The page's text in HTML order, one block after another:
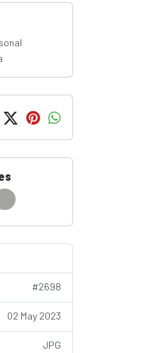
#2698
02 May 2023
JPG